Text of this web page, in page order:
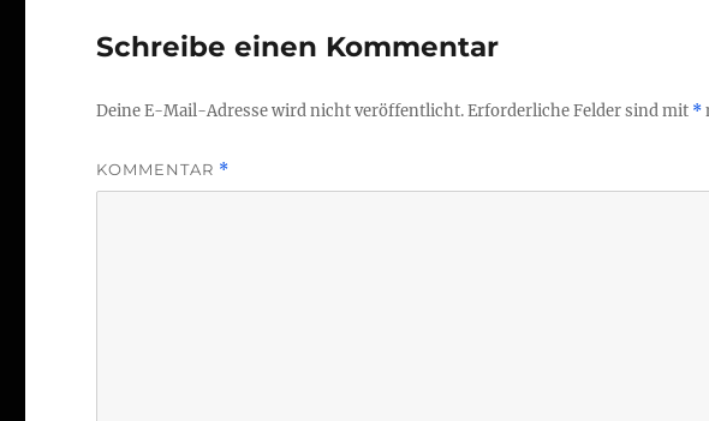
Schreibe einen Kommentar
Deine E-Mail-Adresse wird nicht veröffentlicht.Erforderliche Felder sind mit *
KOMMENTAR *